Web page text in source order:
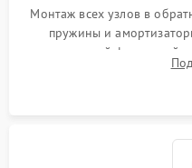
Монтаж всех узлов в
пружины и
надежной фиксацией
герметиком для